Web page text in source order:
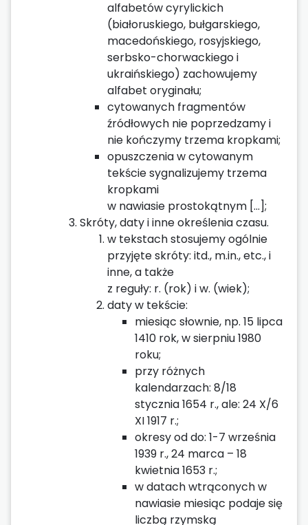
alfabetów cyrylickich
(białoruskiego, bułgarskiego,
macedońskiego, rosyjskiego,
serbsko-chorwackiego i
ukraińskiego) zachowujemy
alfabet oryginału;
cytowanych fragmentów
źródłowych nie poprzedzamy i
nie kończymy trzema kropkami;
opuszczenia w cytowanym
tekście sygnalizujemy trzema
kropkami
w nawiasie prostokątnym [...];
Skróty, daty i inne określenia czasu.
w tekstach stosujemy ogólnie
przyjęte skróty: itd., m.in., etc., i
inne, a także
z reguły: r. (rok) i w. (wiek);
daty w tekście:
miesiąc słownie, np. 15 lipca
1410 rok, w sierpniu 1980
roku;
przy różnych
kalendarzach: 8/18
stycznia 1654 r., ale: 24 X/6
XI 1917 r.;
okresy od do: 1-7 września
1939 r., 24 marca – 18
kwietnia 1653 r.;
w datach wtrąconych w
nawiasie miesiąc podaje się
liczbą rzymską